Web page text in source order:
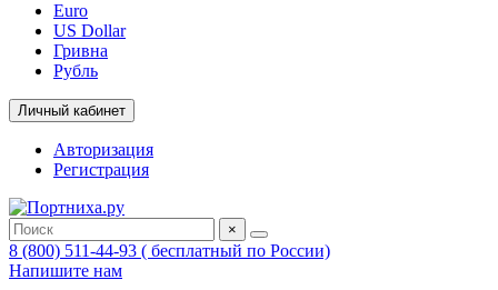
Euro
US Dollar
Гривна
Рубль
Личный кабинет
Авторизация
Регистрация
×
8 (800) 511-44-93 ( бесплатный по России)
Напишите нам